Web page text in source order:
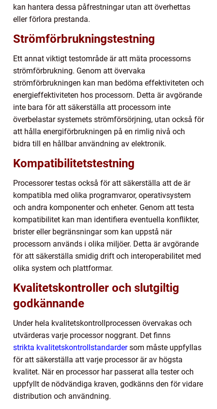
kan hantera dessa påfrestningar utan att överhettas
eller förlora prestanda.
Strömförbrukningstestning
Ett annat viktigt testområde är att mäta processorns
strömförbrukning. Genom att övervaka
strömförbrukningen kan man bedöma effektiviteten och
energieffektiviteten hos processorn. Detta är avgörande
inte bara för att säkerställa att processorn inte
överbelastar systemets strömförsörjning, utan också för
att hålla energiförbrukningen på en rimlig nivå och
bidra till en hållbar användning av elektronik.
Kompatibilitetstestning
Processorer testas också för att säkerställa att de är
kompatibla med olika programvaror, operativsystem
och andra komponenter och enheter. Genom att testa
kompatibilitet kan man identifiera eventuella konflikter,
brister eller begränsningar som kan uppstå när
processorn används i olika miljöer. Detta är avgörande
för att säkerställa smidig drift och interoperabilitet med
olika system och plattformar.
Kvalitetskontroller och slutgiltig
godkännande
Under hela kvalitetskontrollprocessen övervakas och
utvärderas varje processor noggrant. Det finns
strikta kvalitetskontrollstandardersom måste uppfyllas
för att säkerställa att varje processor är av högsta
kvalitet. När en processor har passerat alla tester och
uppfyllt de nödvändiga kraven, godkänns den för vidare
distribution och användning.